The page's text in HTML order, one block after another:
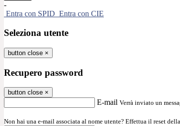
-
Entra con SPID Entra con CIE
Seleziona utente
button close ×
Recupero password
button close ×
E-mail Verrà inviato un
Non hai una e-mail associata al nome utente? Effettua il reset